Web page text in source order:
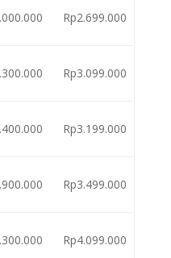
Rp2.699.000
Rp3.099.000
Rp3.199.000
Rp3.499.000
Rp4.099.000